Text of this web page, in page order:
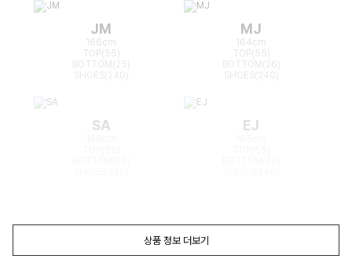
JM
166cm
TOP(55)
BOTTOM(25)
MJ
164cm
TOP(55)
BOTTOM(26)
SA EJ
상품 정보 더보기